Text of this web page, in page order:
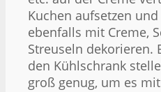
Kuchen aufsetzen
ebenfalls mit Creme,
Streuseln dekorieren.
den Kühlschrank
groß genug, um es